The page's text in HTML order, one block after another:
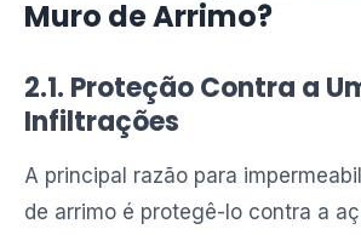
Muro de Arrimo?
2.1. Proteção Contra a
Infiltrações
A principal razão para
de arrimo é protegê-lo contra a